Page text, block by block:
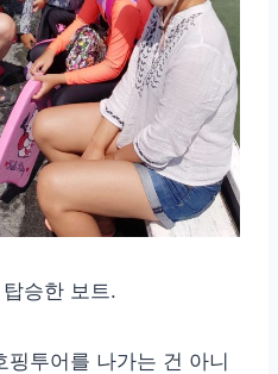
승한 보트.
투어를 나가는 건 아니